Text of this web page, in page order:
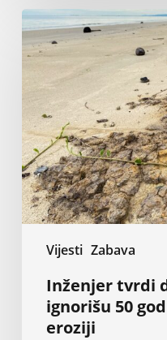
Vijesti Zabava
Inženjer
tvrdi
da
i
sudovi
ignorišu
50
godina
istraživanja
o
Inženjer tvrdi
ignorišu 50
eroziji